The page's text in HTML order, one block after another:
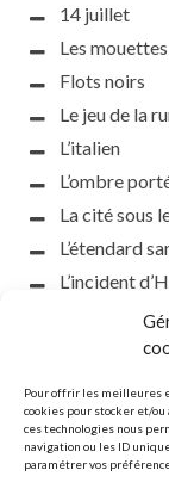
Pour offrir les meilleures
cookies pour stocker et/
ces technologies nous
navigation ou les ID
paramétrer vos
14 juillet
Les
Flots noirs
Le jeu de la
L’italien
L’ombre
La cité sous
L’étendard
L’incident
la petite
Toutes les
Que
Le silence